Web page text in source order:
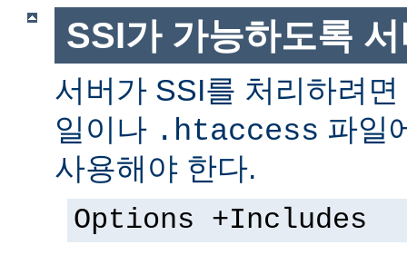
SSI가 가능하도록
서버가 SSI를 처리하려면
일이나 .htaccess 파일
사용해야 한다.
Options +Includes